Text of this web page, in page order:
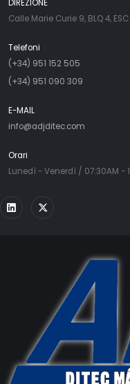
DIREZIONE
Calle Marie Curie 9, BLQ 4,
Telefoni
(+34) 951 152 505
(+34) 951 090 309
E-MAIL
info@adjditec.com
Orari
Lunedì - Venerdì / 07:30AM -